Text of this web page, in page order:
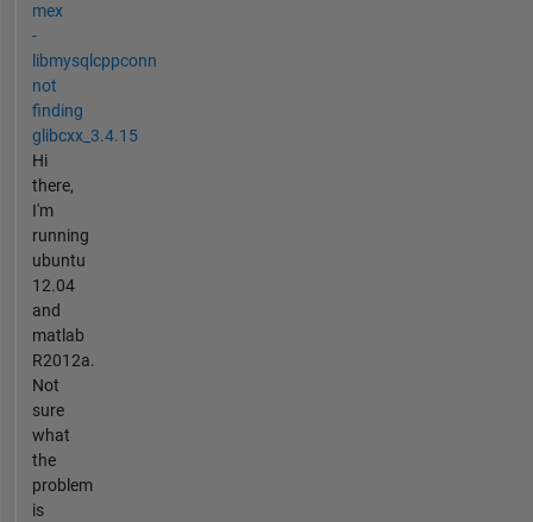
mex
-
libmysqlcppconn
not
finding
glibcxx_3.4.15
Hi
there,
I'm
running
ubuntu
12.04
and
matlab
R2012a.
Not
sure
what
the
problem
is